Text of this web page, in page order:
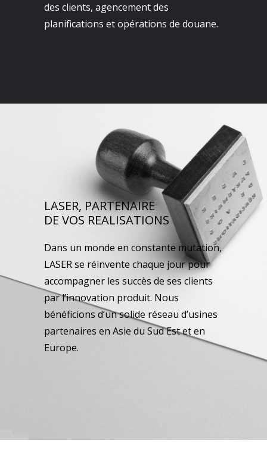
des clients, agencement des
planifications et opérations de douane.
LASER, PARTENAIRE
DE VOS REALISATIONS
Dans un monde en constante mutation,
LASER se réinvente chaque jour pour
accompagner les succès de ses clients
par l’innovation produit. Nous
bénéficions d’un solide réseau d’usines
partenaires en Asie du Sud Est et en
Europe.